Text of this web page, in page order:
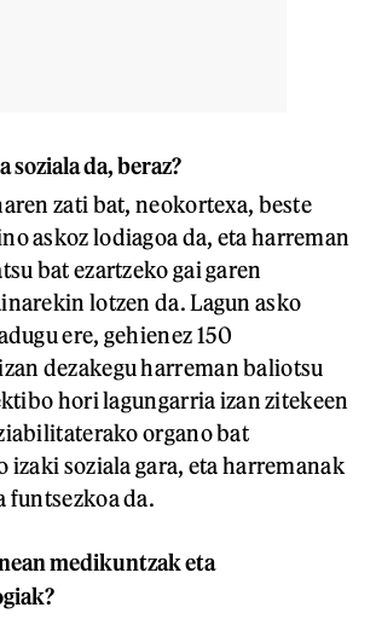
soziala da, beraz?
zati bat, neokortexa, beste
askoz lodiagoa da, eta harreman
bat ezartzeko gai garen
lotzen da. Lagun asko
ere, gehienez 150
dezakegu harreman baliotsu
hori lagungarria izan zitekeen
organo bat
izaki soziala gara, eta harremanak
funtsezkoa da.
medikuntzak eta